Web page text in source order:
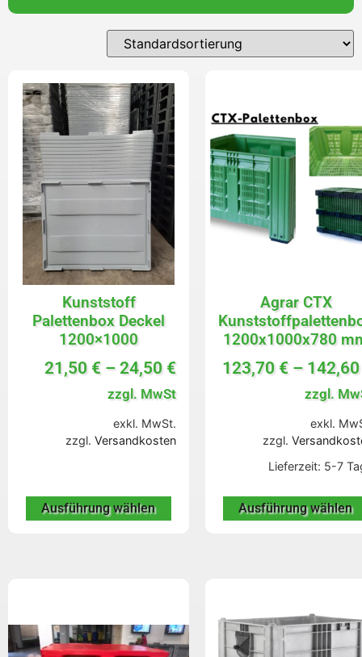
Kunststoff
Palettenbox Deckel
1200×1000
21,50 € – 24,50 €
zzgl. MwSt
exkl. MwSt.
zzgl. Versandkosten
Ausführung wählen
Agrar CTX
1200x1000x780
123,70 € –
zzgl.
exkl.
zzgl.
Lieferzeit: 5-7
Ausführung wählen